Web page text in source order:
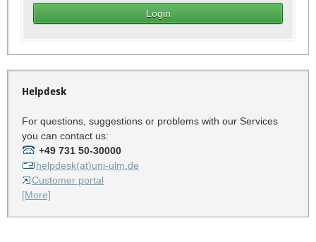
Helpdesk
For questions, suggestions or problems with our Services
you can contact us:
+49 731 50-30000
helpdesk(at)uni-ulm.de
Customer portal
[More]